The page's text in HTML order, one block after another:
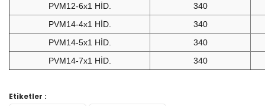
PVM12-6x1 HİD.
340
PVM14-4x1 HİD.
340
PVM14-5x1 HİD.
340
PVM14-7x1 HİD.
340
Bu ürünün fiyat bilgisi, resim, ürün açıklamalarında ve diğer
Etiketler :